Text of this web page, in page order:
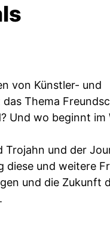
von Künstler- und
Thema
Und wo beginnt im
Trojahn und der
und weitere
und die Zukunft